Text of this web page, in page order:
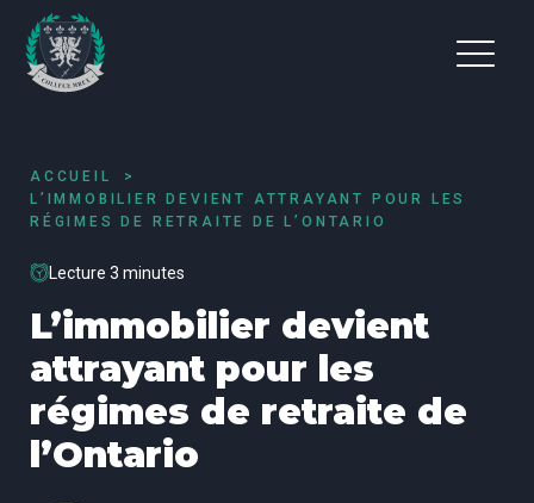
ACCUEIL
L’IMMOBILIER DEVIENT ATTRAYANT POUR LES
RÉGIMES DE RETRAITE DE L’ONTARIO
Lecture 3 minutes
L’immobilier devient
attrayant pour les
régimes de retraite de
l’Ontario